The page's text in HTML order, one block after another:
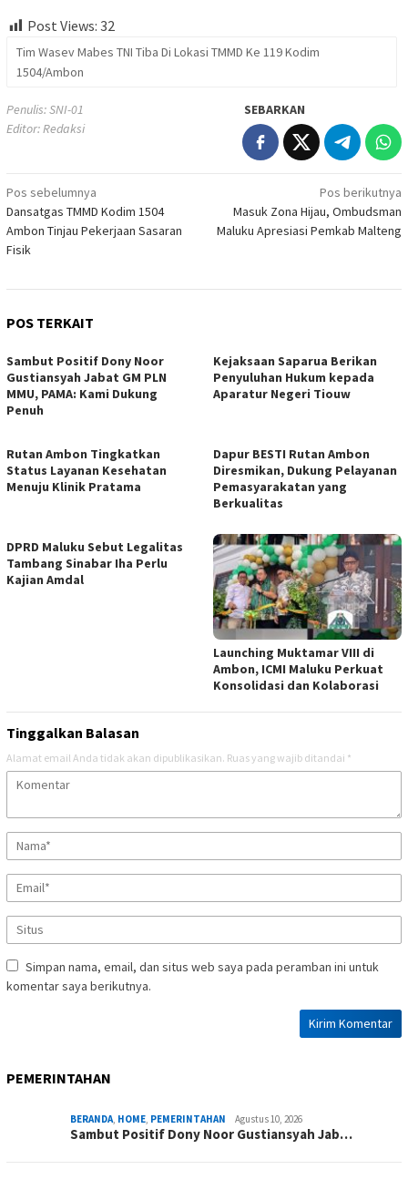
Post Views: 32
Tim Wasev Mabes TNI Tiba Di Lokasi TMMD Ke 119 Kodim
1504/Ambon
Penulis: SNI-01
Editor: Redaksi
SEBARKAN
Navigasi
pos
Pos sebelumnya
Dansatgas TMMD Kodim 1504
Ambon Tinjau Pekerjaan Sasaran
Fisik
Pos berikutnya
Masuk Zona Hijau, Ombudsman
Maluku Apresiasi Pemkab Malteng
POS TERKAIT
Sambut Positif Dony Noor
Gustiansyah Jabat GM PLN
MMU, PAMA: Kami Dukung
Penuh
Kejaksaan Saparua Berikan
Penyuluhan Hukum kepada
Aparatur Negeri Tiouw
Rutan Ambon Tingkatkan
Status Layanan Kesehatan
Menuju Klinik Pratama
Dapur BESTI Rutan Ambon
Diresmikan, Dukung Pelayanan
Pemasyarakatan yang
Berkualitas
DPRD Maluku Sebut Legalitas
Tambang Sinabar Iha Perlu
Kajian Amdal
Launching Muktamar VIII di
Ambon, ICMI Maluku Perkuat
Konsolidasi dan Kolaborasi
Tinggalkan Balasan
Alamat email Anda tidak akan dipublikasikan. Ruas yang wajib ditandai *
Simpan nama, email, dan situs web saya pada peramban ini untuk
komentar saya berikutnya.
PEMERINTAHAN
BERANDA, HOME, PEMERINTAHAN Agustus 10, 2026
Sambut Positif Dony Noor Gustiansyah Jab…